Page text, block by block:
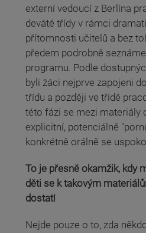
externí vedoucí z Berlína
deváté třídy v rámci
přítomnosti učitelů a bez
předem podrobně
programu. Podle
byli žáci nejprve zapojeni
třídu a později ve třídě
této fázi se mezi materiály
explicitní, potenciálně
konkrétně orálně se
To je přesně okamžik, kdy
děti se k takovým
dostat!
Nejde pouze o to, zda